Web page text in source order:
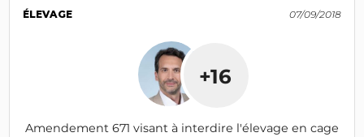
ÉLEVAGE 07/09/2018
+16
Amendement 671 visant à interdire l'élevage en cage